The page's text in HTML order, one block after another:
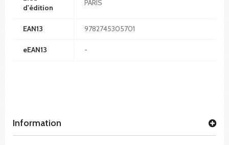
d'édition
PARIS
EAN13 9782745305701
eEAN13 -
Information